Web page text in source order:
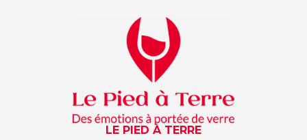
LE PIED À TERRE